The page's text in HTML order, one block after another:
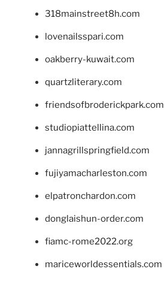
318mainstreet8h.com
lovenailsspari.com
oakberry-kuwait.com
quartzliterary.com
friendsofbroderickpark.com
studiopiattellina.com
jannagrillspringfield.com
fujiyamacharleston.com
elpatronchardon.com
donglaishun-order.com
fiamc-rome2022.org
mariceworldessentials.com